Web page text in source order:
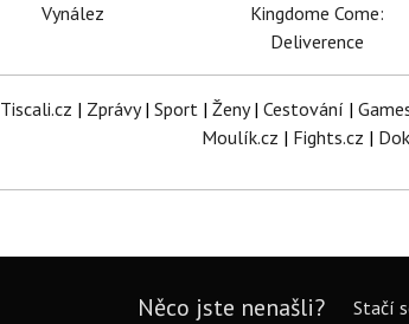
Vynález
Kingdome Come:
Deliverence
Tiscali.cz | Zprávy| Sport| Ženy| Cestování |
Moulík.cz | Fights.cz |
Něco jste nenašli? Stačí